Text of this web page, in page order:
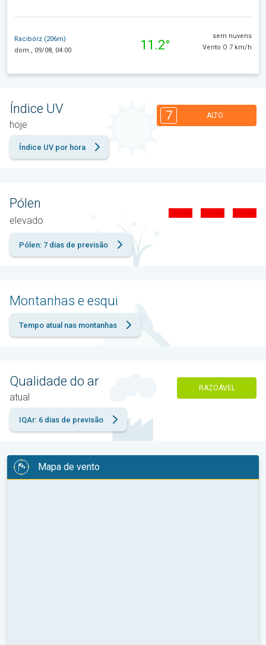
Racibórz (206m)
dom., 09/08, 04:00
11.2°
sem nuvens
Vento O 7 km/h
Índice UV
hoje
7 ALTO
Índice UV por hora
Pólen
elevado
Pólen: 7 dias de previsão
Montanhas e esqui
Tempo atual nas montanhas
Qualidade do ar
atual
RAZOÁVEL
IQAr: 6 dias de previsão
Mapa de vento